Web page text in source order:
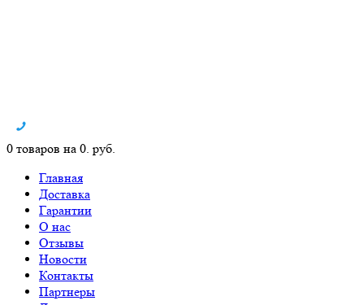
0 товаров на 0. руб.
Главная
Доставка
Гарантии
О нас
Отзывы
Новости
Контакты
Партнеры